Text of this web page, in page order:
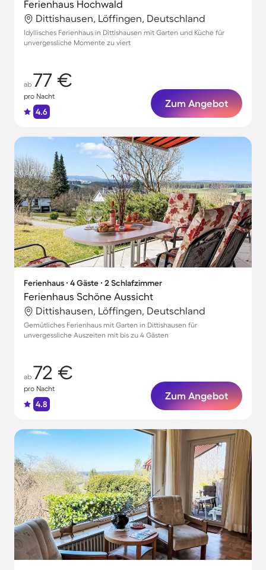
Ferienhaus Hochwald
Dittishausen, Löffingen, Deutschland
Idyllisches Ferienhaus in Dittishausen mit Garten und Küche für
unvergessliche Momente zu viert
ab 77 €
pro Nacht
4.6
Zum Angebot
Ferienhaus ∙ 4 Gäste ∙ 2 Schlafzimmer
Ferienhaus Schöne Aussicht
Dittishausen, Löffingen, Deutschland
Gemütliches Ferienhaus mit Garten in Dittishausen für
unvergessliche Auszeiten mit bis zu 4 Gästen
ab 72 €
pro Nacht
4.8
Zum Angebot